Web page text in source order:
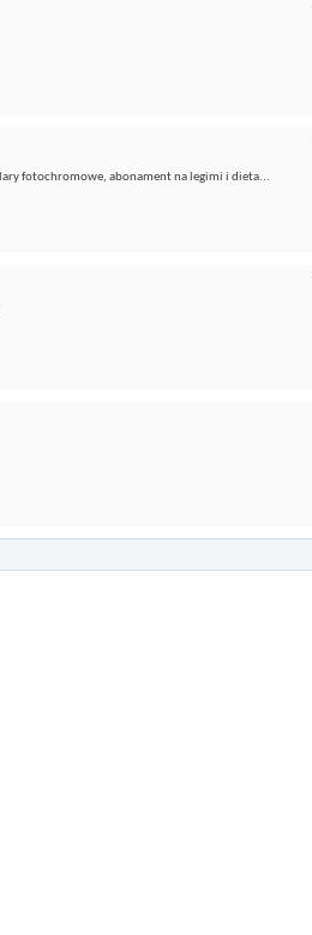
fotochromowe, abonament na legimi i dieta...